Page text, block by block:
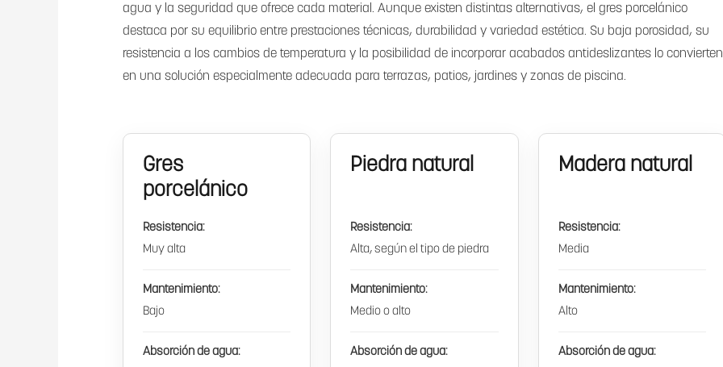
agua y la seguridad que ofrece cada material. Aunque existen distintas alternativas, el gres porcelánico
destaca por su equilibrio entre prestaciones técnicas, durabilidad y variedad estética. Su baja porosidad, su
resistencia a los cambios de temperatura y la posibilidad de incorporar acabados antideslizantes lo convierten
en una solución especialmente adecuada para terrazas, patios, jardines y zonas de piscina.
Gres
porcelánico
Resistencia:
Muy alta
Mantenimiento:
Bajo
Absorción de agua:
Piedra natural
Resistencia:
Alta, según el tipo de piedra
Mantenimiento:
Medio o alto
Absorción de agua:
Madera natural
Resistencia:
Media
Mantenimiento:
Alto
Absorción de agua: